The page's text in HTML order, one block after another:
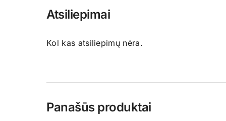
Atsiliepimai
Kol kas atsiliepimų nėra.
Panašūs produktai